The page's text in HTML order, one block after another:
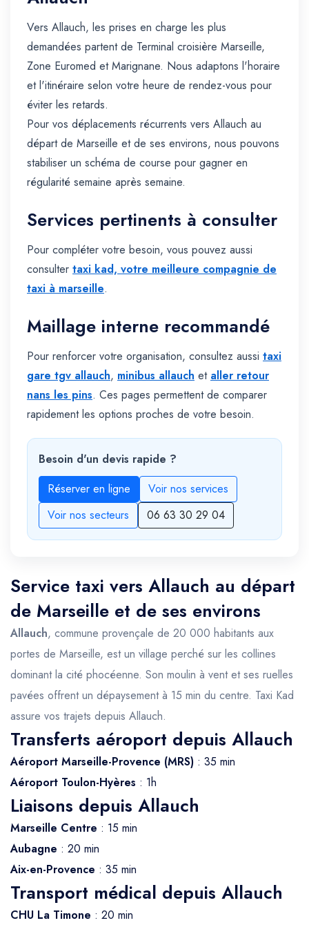
Vers Allauch, les prises en charge les plus
demandées partent de Terminal croisière Marseille,
Zone Euromed et Marignane. Nous adaptons l'horaire
et l'itinéraire selon votre heure de rendez-vous pour
éviter les retards.
Pour vos déplacements récurrents vers Allauch au
départ de Marseille et de ses environs, nous pouvons
stabiliser un schéma de course pour gagner en
régularité semaine après semaine.
Services pertinents à consulter
Pour compléter votre besoin, vous pouvez aussi
consulter taxi kad, votre meilleure compagnie de
taxi à marseille.
Maillage interne recommandé
Pour renforcer votre organisation, consultez aussi taxi
gare tgv allauch, minibus allauch et aller retour
nans les pins. Ces pages permettent de comparer
rapidement les options proches de votre besoin.
Besoin d'un devis rapide ?
Réserver en ligne
Voir nos services
Voir nos secteurs
06 63 30 29 04
Service taxi vers Allauch au départ
de Marseille et de ses environs
Allauch, commune provençale de 20 000 habitants aux
portes de Marseille, est un village perché sur les collines
dominant la cité phocéenne. Son moulin à vent et ses ruelles
pavées offrent un dépaysement à 15 min du centre. Taxi Kad
assure vos trajets depuis Allauch.
Transferts aéroport depuis Allauch
Aéroport Marseille-Provence (MRS) : 35 min
Aéroport Toulon-Hyères : 1h
Liaisons depuis Allauch
Marseille Centre : 15 min
Aubagne : 20 min
Aix-en-Provence : 35 min
Transport médical depuis Allauch
CHU La Timone : 20 min